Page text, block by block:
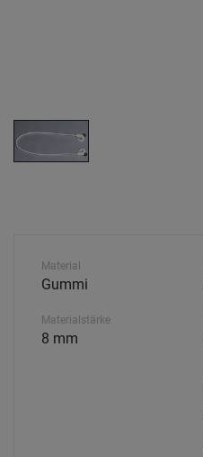
Material
Gummi
Materialstärke
8 mm